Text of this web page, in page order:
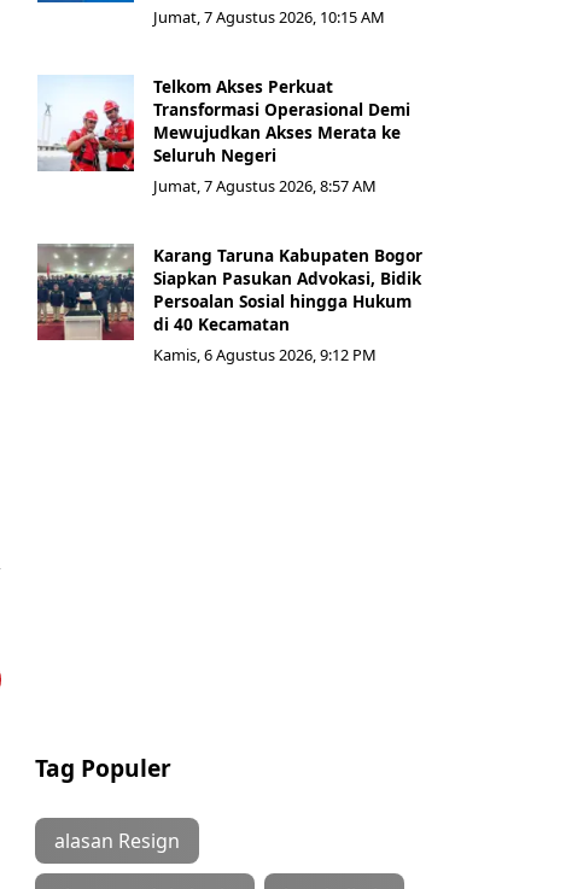
Jumat, 7 Agustus 2026, 10:15 AM
Telkom Akses Perkuat
Transformasi Operasional Demi
Mewujudkan Akses Merata ke
Seluruh Negeri
Jumat, 7 Agustus 2026, 8:57 AM
Karang Taruna Kabupaten Bogor
Siapkan Pasukan Advokasi, Bidik
Persoalan Sosial hingga Hukum
di 40 Kecamatan
Kamis, 6 Agustus 2026, 9:12 PM
Tag Populer
alasan Resign